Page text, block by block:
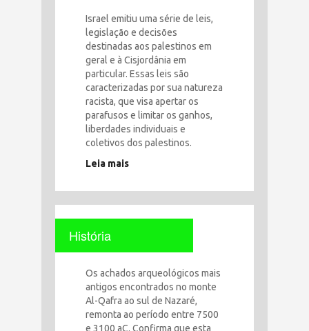
Israel emitiu uma série de leis,
legislação e decisões
destinadas aos palestinos em
geral e à Cisjordânia em
particular. Essas leis são
caracterizadas por sua natureza
racista, que visa apertar os
parafusos e limitar os ganhos,
liberdades individuais e
coletivos dos palestinos.
Leia mais
História
Os achados arqueológicos mais
antigos encontrados no monte
Al-Qafra ao sul de Nazaré,
remonta ao período entre 7500
e 3100 aC. Confirma que esta